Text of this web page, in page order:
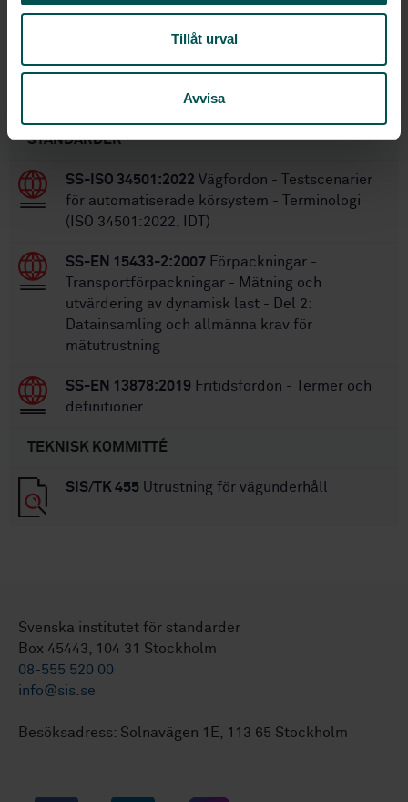
Tillåt urval
Avvisa
Fastställd:2007-10-22
STANDARDER
SS-ISO 34501:2022 Vägfordon - Testscenarier
för automatiserade körsystem - Terminologi
(ISO 34501:2022, IDT)
SS-EN 15433-2:2007 Förpackningar -
Transportförpackningar - Mätning och
utvärdering av dynamisk last - Del 2:
Datainsamling och allmänna krav för
mätutrustning
SS-EN 13878:2019 Fritidsfordon - Termer och
definitioner
TEKNISK KOMMITTÉ
SIS/TK 455 Utrustning för vägunderhåll
Svenska institutet för standarder
Box 45443, 104 31 Stockholm
08-555 520 00
info@sis.se
Besöksadress: Solnavägen 1E, 113 65 Stockholm